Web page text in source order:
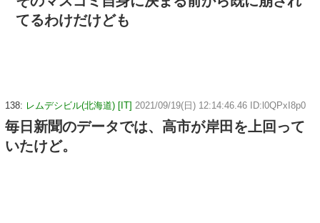
てるわけだけども
138: レムデシビル(北海道) [IT] 2021/09/19(日) 12:14:46.46 ID:l0QPxI8p0
毎日新聞のデータでは、高市が岸田を上回って
いたけど。